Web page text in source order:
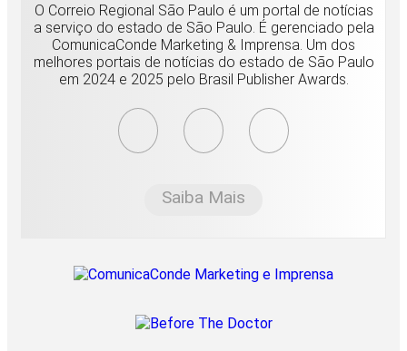
O Correio Regional São Paulo é um portal de notícias
a serviço do estado de São Paulo. É gerenciado pela
ComunicaConde Marketing & Imprensa. Um dos
melhores portais de notícias do estado de São Paulo
em 2024 e 2025 pelo Brasil Publisher Awards.
Saiba Mais